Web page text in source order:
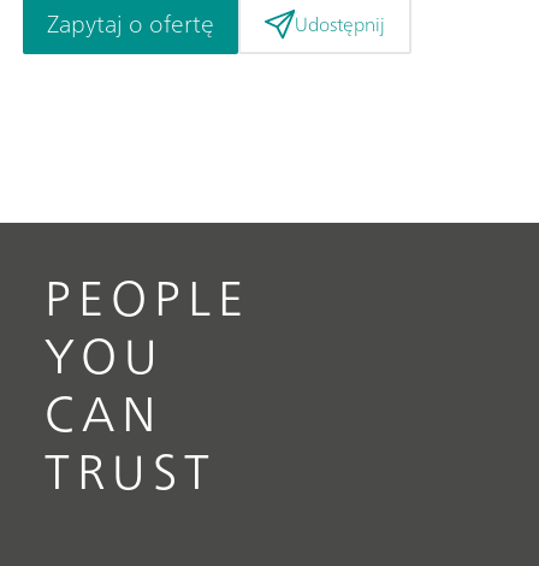
Zapytaj o ofertę Udostępnij
PEOPLE
YOU
CAN
TRUST